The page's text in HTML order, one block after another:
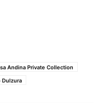
Andina Private Collection
Dulzura